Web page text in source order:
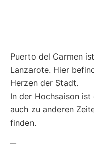
Puerto del Carmen
Lanzarote. Hier
Herzen der Stadt.
In der Hochsaison
auch zu anderen
finden.